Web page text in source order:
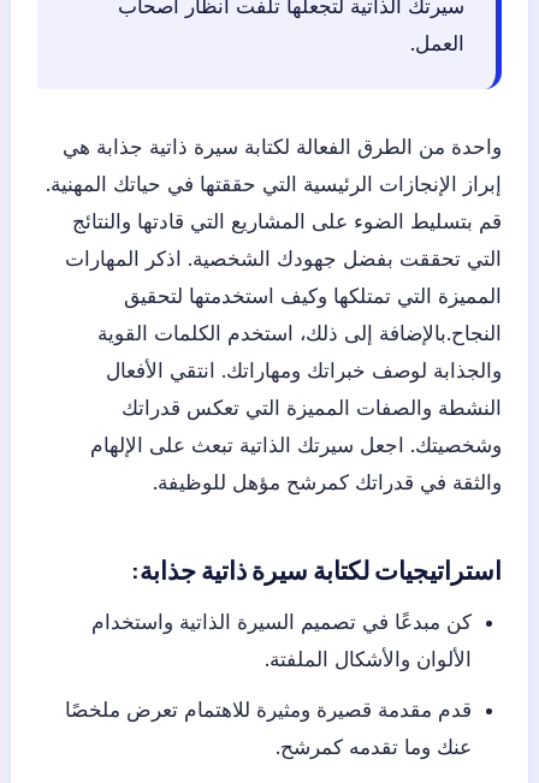
سيرتك الذاتية لتجعلها تلفت أنظار أصحاب
العمل.
واحدة من الطرق الفعالة لكتابة سيرة ذاتية جذابة هي
إبراز الإنجازات الرئيسية التي حققتها في حياتك المهنية.
قم بتسليط الضوء على المشاريع التي قادتها والنتائج
التي تحققت بفضل جهودك الشخصية. اذكر المهارات
المميزة التي تمتلكها وكيف استخدمتها لتحقيق
النجاح.بالإضافة إلى ذلك، استخدم الكلمات القوية
والجذابة لوصف خبراتك ومهاراتك. انتقي الأفعال
النشطة والصفات المميزة التي تعكس قدراتك
وشخصيتك. اجعل سيرتك الذاتية تبعث على الإلهام
والثقة في قدراتك كمرشح مؤهل للوظيفة.
استراتيجيات لكتابة سيرة ذاتية جذابة:
كن مبدعًا في تصميم السيرة الذاتية واستخدام
الألوان والأشكال الملفتة.
قدم مقدمة قصيرة ومثيرة للاهتمام تعرض ملخصًا
عنك وما تقدمه كمرشح.